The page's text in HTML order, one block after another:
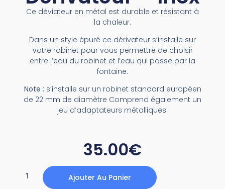
Ce déviateur en métal est durable et résistant à
la chaleur.
Dans un style épuré ce dérivateur s’installe sur
votre robinet pour vous permettre de choisir
entre l’eau du robinet et l’eau qui passe par la
fontaine.
Note : s’installe sur un robinet standard européen
de 22 mm de diamètre Comprend également un
jeu d’adaptateurs métalliques.
35.00€
Ajouter Au Panier